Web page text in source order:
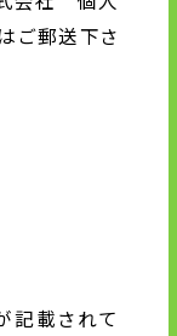
ご郵送下さ
記載されて